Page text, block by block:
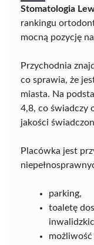
Stomatologia
rankingu
mocną pozycję
Przychodnia
co sprawia, że
miasta. Na
4,8, co świadczy
jakości
Placówka jest
parking,
toaletę
możliwość